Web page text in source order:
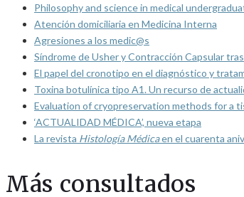
Philosophy and science in medical
Atención domiciliaria en Medicina Interna
Agresiones a los medic@s
Síndrome de Usher y Contracción Capsular
El papel del cronotipo en el diagnóstico y
Toxina botulínica tipo A1. Un recurso de
Evaluation of cryopreservation methods for a
‘ACTUALIDAD MÉDICA’, nueva etapa
La revista Histología Médicaen el cuarenta
Más consultados